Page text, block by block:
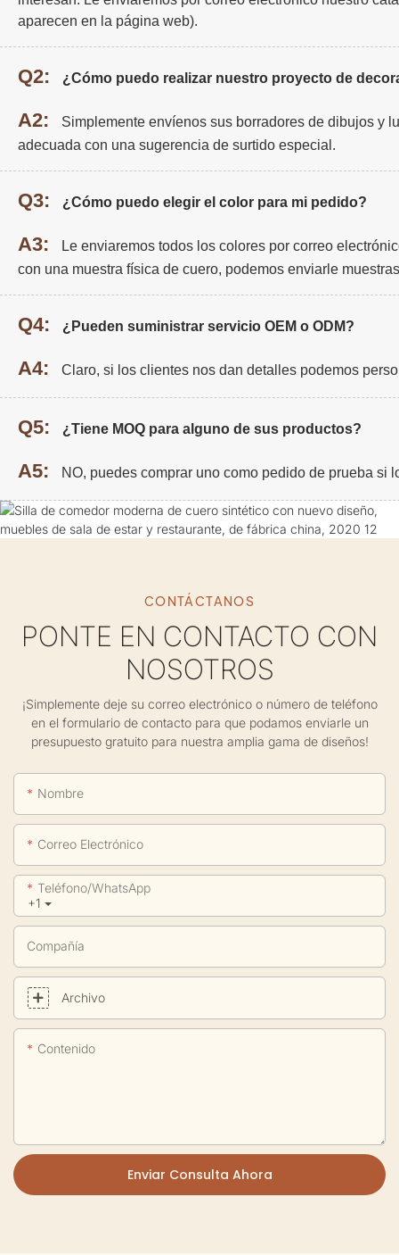
aparecen en la página web).
Q2: ¿Cómo puedo realizar nuestro proyecto de
A2:
Simplemente envíenos sus borradores de dibujos y
adecuada con una sugerencia de surtido especial.
Q3: ¿Cómo puedo elegir el color para mi pedido?
A3:
Le enviaremos todos los colores por correo
con una muestra física de cuero, podemos enviarle
Q4: ¿Pueden suministrar servicio OEM o ODM?
A4: Claro, si los clientes nos dan detalles podemos
Q5: ¿Tiene MOQ para alguno de sus productos?
A5: NO, puedes comprar uno como pedido de prueba si
CONTÁCTANOS
PONTE EN CONTACTO CON
NOSOTROS
¡Simplemente deje su correo electrónico o número de teléfono
en el formulario de contacto para que podamos enviarle un
presupuesto gratuito para nuestra amplia gama de diseños!
Nombre
Correo Electrónico
+1
Teléfono/WhatsApp
Compañía
Archivo
Contenido
Enviar Consulta Ahora